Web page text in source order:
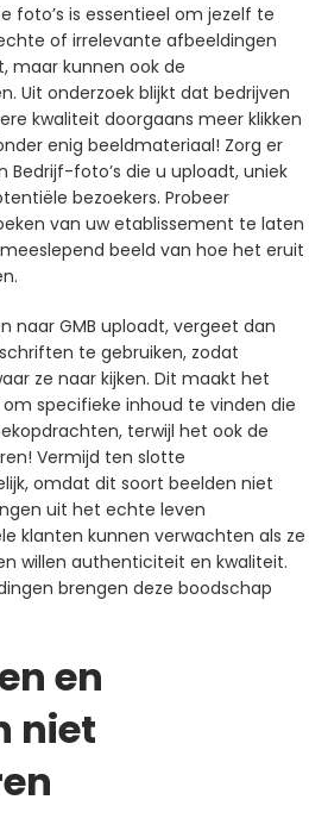
foto’s is essentieel om jezelf te
of irrelevante afbeeldingen
maar kunnen ook de
Uit onderzoek blijkt dat bedrijven
kwaliteit doorgaans meer klikken
enig beeldmateriaal! Zorg er
Bedrijf-foto’s die u uploadt, uniek
bezoekers. Probeer
van uw etablissement te laten
beeld van hoe het eruit
naar GMB uploadt, vergeet dan
te gebruiken, zodat
ze naar kijken. Dit maakt het
specifieke inhoud te vinden die
terwijl het ook de
Vermijd ten slotte
omdat dit soort beelden niet
uit het echte leven
klanten kunnen verwachten als ze
willen authenticiteit en kwaliteit.
brengen deze boodschap
en
niet